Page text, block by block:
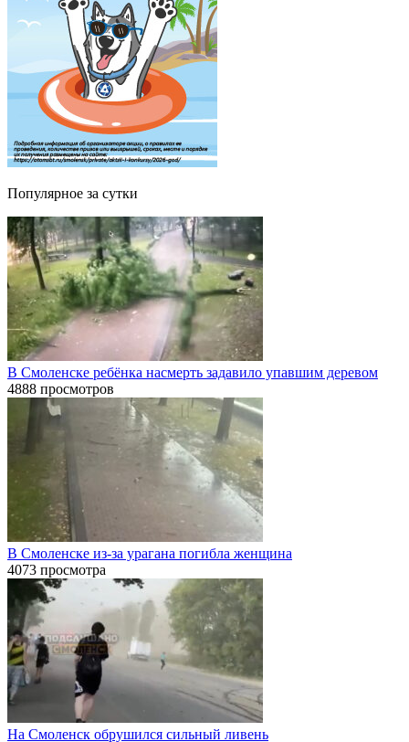
Популярное за сутки
В Смоленске ребёнка насмерть задавило упавшим деревом
4888 просмотров
В Смоленске из-за урагана погибла женщина
4073 просмотра
На Смоленск обрушился сильный ливень